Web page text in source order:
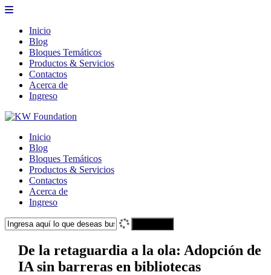
Inicio
Blog
Bloques Temáticos
Productos & Servicios
Contactos
Acerca de
Ingreso
Inicio
Blog
Bloques Temáticos
Productos & Servicios
Contactos
Acerca de
Ingreso
De la retaguardia a la ola: Adopción de
IA sin barreras en bibliotecas